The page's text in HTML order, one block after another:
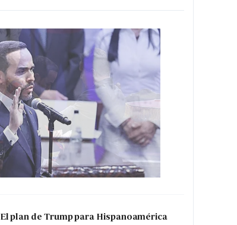
El plan de Trump para Hispanoamérica